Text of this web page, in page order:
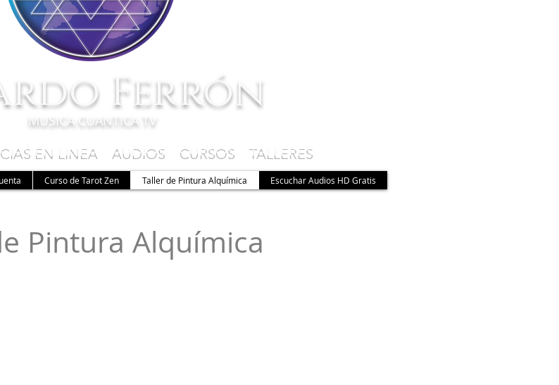
Ferrón
MUSICA CUANTICA TV
EN LINEA AUDIOS CURSOS TALLERES
Curso de Tarot Zen Taller de Pintura Alquímica Escuchar Audios HD Gratis
Pintura Alquímica